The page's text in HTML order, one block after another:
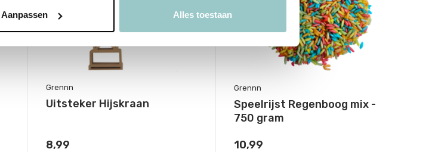
Aanpassen Alles toestaan
Grennn
Uitsteker Hijskraan
8,99
Grennn
Speelrijst Regenboog mix -
750 gram
10,99